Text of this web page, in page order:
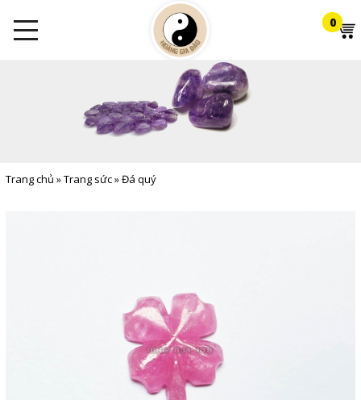
0
Trang chủ »Trang sức»Đá quý